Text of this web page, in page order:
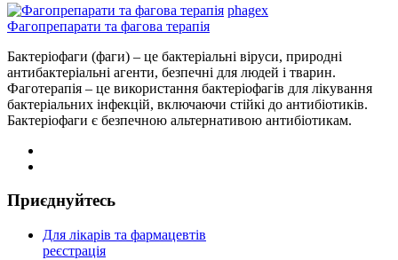
phagex
Фагопрепарати та фагова терапія
Бактеріофаги (фаги) – це бактеріальні віруси, природні
антибактеріальні агенти, безпечні для людей і тварин.
Фаготерапія – це використання бактеріофагів для лікування
бактеріальних інфекцій, включаючи стійкі до антибіотиків.
Бактеріофаги є безпечною альтернативою антибіотикам.
Приєднуйтесь
Для лікарів та фармацевтів
реєстрація